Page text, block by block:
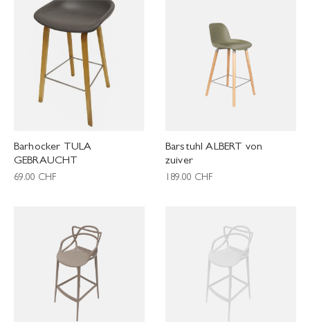
Barhocker TULA
GEBRAUCHT
69.00 CHF
Barstuhl ALBERT von
zuiver
189.00 CHF